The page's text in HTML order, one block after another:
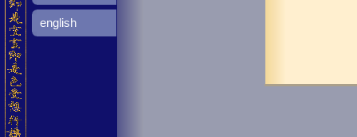
english